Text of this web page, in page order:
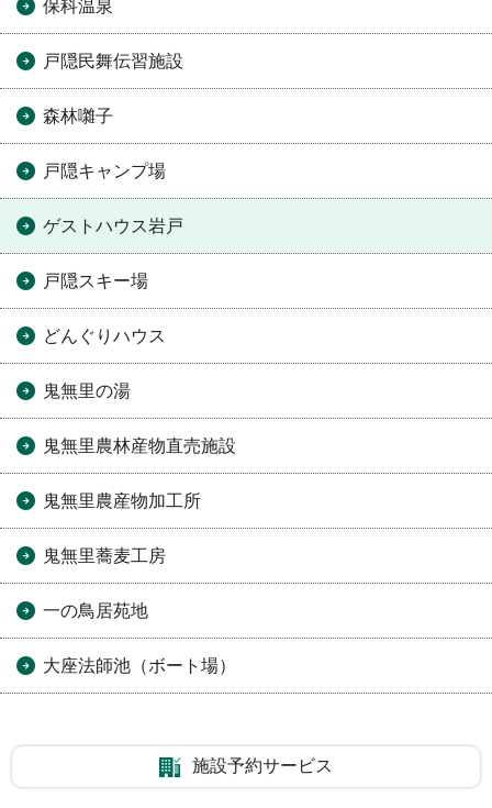
保科温泉
戸隠民舞伝習施設
森林囃子
戸隠キャンプ場
ゲストハウス岩戸
戸隠スキー場
どんぐりハウス
鬼無里の湯
鬼無里農林産物直売施設
鬼無里農産物加工所
鬼無里蕎麦工房
一の鳥居苑地
大座法師池（ボート場）
施設予約サービス